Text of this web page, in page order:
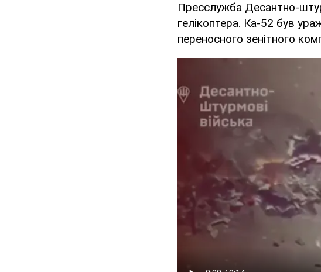
Пресслужба Десантно-
гелікоптера. Ка-52 був
переносного зенітного